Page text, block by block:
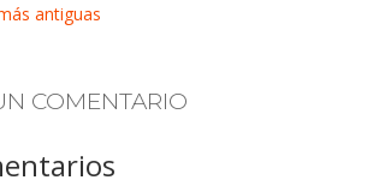
antiguas
COMENTARIO